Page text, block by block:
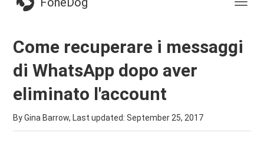
Come recuperare i messaggi
di WhatsApp dopo aver
eliminato l'account
By Gina Barrow, Last updated:September 25, 2017